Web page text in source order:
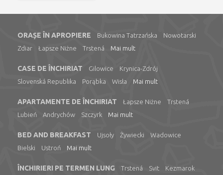
ORAȘE ÎN APROPIERE Bukowina Tatrzańska
Nowotarski
Zdiar
Łapsze Niżne Trstená Mai mult
CASE DE ÎNCHIRIAT Gilowice
Krynica-Zdrój
Slovenská Republika
Porąbka Wisła Mai mult
APARTAMENTE DE ÎNCHIRIAT Łapsze Niżne
Trstená
Lubień
Andrychów Szczyrk Mai mult
BED AND BREAKFAST Ujsoły Żywiecki
Wadowice
Bielski
Ustroń Mai mult
ÎNCHIRIERI PE TERMEN LUNG Trstená Svit
Kezmarok